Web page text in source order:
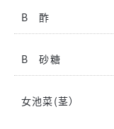
B 酢
B 砂糖
女池菜(茎）